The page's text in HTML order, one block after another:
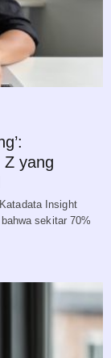
Z yang
Insight
sekitar 70%